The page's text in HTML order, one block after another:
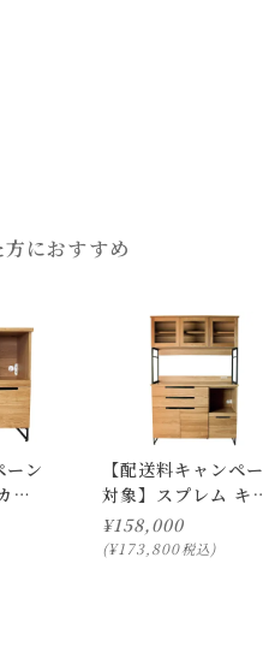
家具の搬入経路について)
別途お見積もりさせていただ
し、ご注文確認メールをお送
前での引渡しとなります。
み立てサービスは行っており
状況により、お客様に商品
残しております。
によっては、掲載の画像と
におすすめ
ーン
ウ
【配送料キャンペ
対象】スプレム キ
チンボード 1200
¥158,000
¥173,800税込